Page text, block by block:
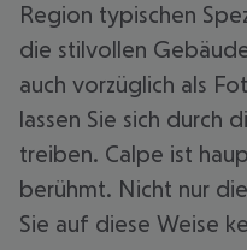
Region typischen
die stilvollen
auch vorzüglich als
lassen Sie sich durch
treiben. Calpe ist
berühmt. Nicht nur
Sie auf diese Weise